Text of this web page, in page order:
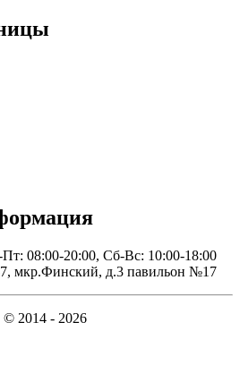
08:00-20:00, Сб-Вс: 10:00-18:00
мкр.Финский, д.3 павильон №17
2014 - 2026